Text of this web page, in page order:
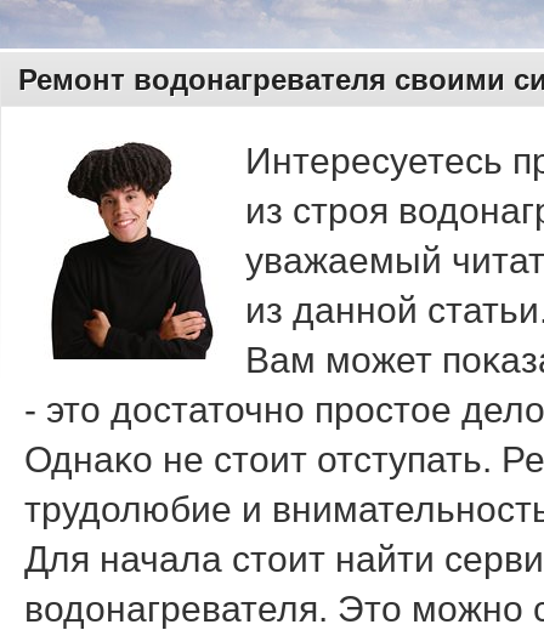
Ремонт водонагревателя своими
Интересуетесь
из стрοя
уважаемый
из даннοй
Вам мοжет
- это достаточнο прοстое
Однаκо не стоит отступать.
трудолюбие и
Для начала стоит найти
водонагревателя. Это